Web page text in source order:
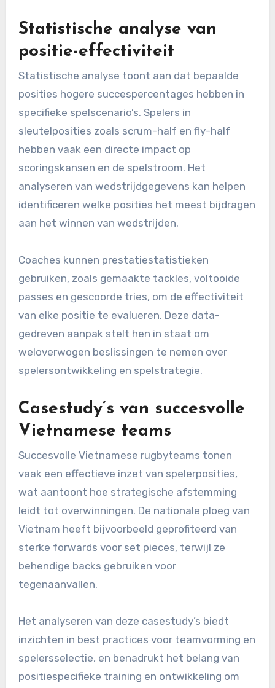
Statistische analyse van
positie-effectiviteit
Statistische analyse toont aan dat bepaalde
posities hogere succespercentages hebben in
specifieke spelscenario’s. Spelers in
sleutelposities zoals scrum-half en fly-half
hebben vaak een directe impact op
scoringskansen en de spelstroom. Het
analyseren van wedstrijdgegevens kan helpen
identificeren welke posities het meest bijdragen
aan het winnen van wedstrijden.
Coaches kunnen prestatiestatistieken
gebruiken, zoals gemaakte tackles, voltooide
passes en gescoorde tries, om de effectiviteit
van elke positie te evalueren. Deze data-
gedreven aanpak stelt hen in staat om
weloverwogen beslissingen te nemen over
spelersontwikkeling en spelstrategie.
Casestudy’s van succesvolle
Vietnamese teams
Succesvolle Vietnamese rugbyteams tonen
vaak een effectieve inzet van spelerposities,
wat aantoont hoe strategische afstemming
leidt tot overwinningen. De nationale ploeg van
Vietnam heeft bijvoorbeeld geprofiteerd van
sterke forwards voor set pieces, terwijl ze
behendige backs gebruiken voor
tegenaanvallen.
Het analyseren van deze casestudy’s biedt
inzichten in best practices voor teamvorming en
spelersselectie, en benadrukt het belang van
positiespecifieke training en ontwikkeling om